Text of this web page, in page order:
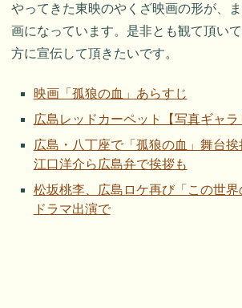
やってきた東映のやくざ映画の形が、
画になっています。是非とも観て頂い
方に宣伝して頂きたいです。
映画「孤狼の血」あらすじ
広島レッドカーペット【写真ギャラ
広島・八丁座で「孤狼の血」舞台挨
江口洋介ら広島弁で挨拶も
松坂桃李、広島ロケ再び「この世
ドラマ出演で